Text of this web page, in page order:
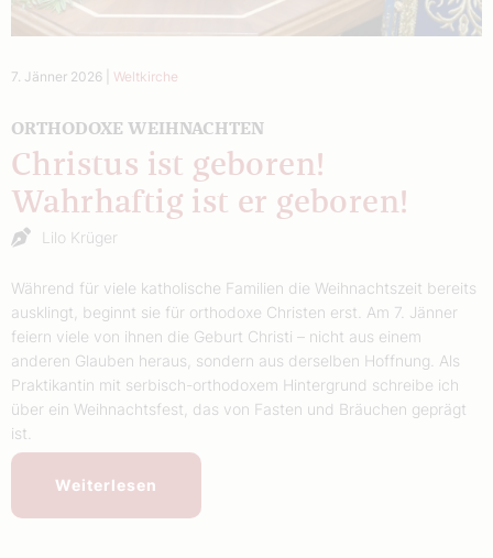
7. Jänner 2026 Weltkirche
ORTHODOXE WEIHNACHTEN
Christus ist geboren!
Wahrhaftig ist er geboren!
Lilo Krüger
Während für viele katholische Familien die Weihnachtszeit bereits
ausklingt, beginnt sie für orthodoxe Christen erst. Am 7. Jänner
feiern viele von ihnen die Geburt Christi – nicht aus einem
anderen Glauben heraus, sondern aus derselben Hoffnung. Als
Praktikantin mit serbisch-orthodoxem Hintergrund schreibe ich
über ein Weihnachtsfest, das von Fasten und Bräuchen geprägt
ist.
Weiterlesen